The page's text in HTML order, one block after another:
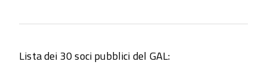
Lista dei 30 soci pubblici del GAL: